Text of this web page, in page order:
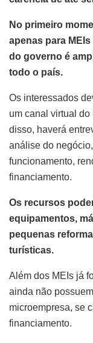
No primeiro
apenas para
do governo é
todo o país.
Os interessados
um canal virtual
disso, haverá
análise do
funcionamento,
financiamento.
Os recursos
equipamentos,
pequenas
turísticas.
Além dos MEIs já
ainda não
microempresa, se
financiamento.